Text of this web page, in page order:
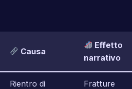
Causa
Effetto
narrativo
Rientro di
Fratture